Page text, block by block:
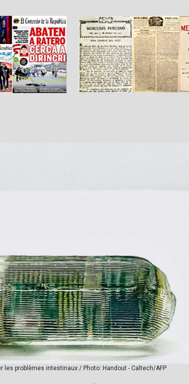
les problèmes intestinaux / Photo: Handout - Caltech/AFP